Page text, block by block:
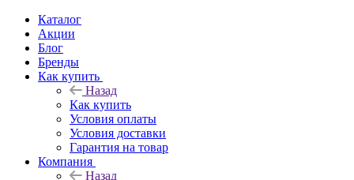
Каталог
Акции
Блог
Бренды
Как купить
Назад
Как купить
Условия оплаты
Условия доставки
Гарантия на товар
Компания
Назад